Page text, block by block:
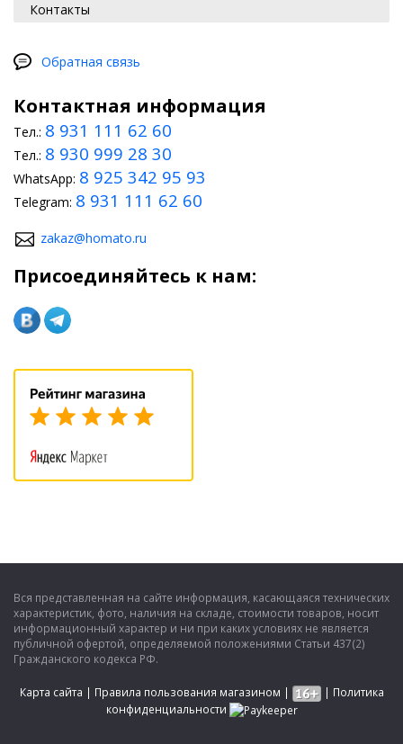
Контакты
Обратная связь
Контактная информация
Тел.: 8 931 111 62 60
Тел.: 8 930 999 28 30
WhatsApp: 8 925 342 95 93
Telegram: 8 931 111 62 60
zakaz@homato.ru
Присоединяйтесь к нам:
Вся представленная на сайте информация, касающаяся технических
характеристик, фото, наличия на складе, стоимости товаров, носит
информационный характер и ни при каких условиях не является
публичной офертой, определяемой положениями Статьи 437(2)
Гражданского кодекса РФ.
Карта сайта | Правила пользования магазином | | Политика
конфиденциальности